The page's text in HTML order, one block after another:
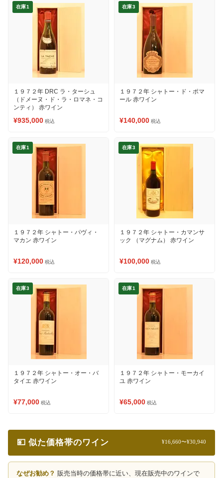
在庫1
１９７２年 DRC ラ・ターシュ
（ドメーヌ・ド・ラ・ロマネ・コ
ンティ） 赤ワイン
¥935,000 税込
在庫3
１９７２年 シャトー・ド・ポマ
ール 赤ワイン
¥140,000 税込
在庫1
１９７２年 シャトー・パヴィ・
マカン 赤ワイン
¥120,000 税込
在庫3
１９７２年 シャトー・カマンサ
ック （マグナム） 赤ワイン
¥100,000 税込
在庫3
１９７２年 シャトー・オー・バ
タイエ 赤ワイン
¥77,000 税込
在庫1
１９７２年 シャトー・モーカイ
ユ 赤ワイン
¥65,000 税込
💴 似た価格帯のワイン ¥16,660〜¥30,940
なぜお勧め？ 販売当時の価格帯に近い、現在販売中のワインで